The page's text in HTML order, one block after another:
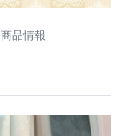
商品情報